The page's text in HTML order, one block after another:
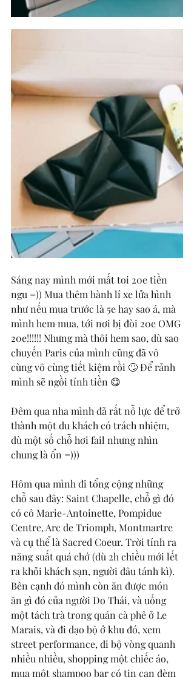
Sáng nay mình mới mất toi 20e tiền
ngu =)) Mua thêm hành lí xe lửa hình
như nếu mua trước là 5e hay sao á, mà
mình hem mua, tới nơi bị đòi 20e OMG
20e!!!!!! Nhưng mà thôi hem sao, dù sao
chuyến Paris của mình cũng đã vô
cùng vô cùng tiết kiệm rồi 🙄 Để rảnh
mình sẽ ngồi tính tiền 😋
Đêm qua nha mình đã rất nỗ lực để trở
thành một du khách có trách nhiệm,
dù một số chỗ hơi fail nhưng nhìn
chung là ổn =)))
Hôm qua mình đi tổng cộng những
chỗ sau đây: Saint Chapelle, chỗ gì đó
có cô Marie-Antoinette, Pompidue
Centre, Arc de Triomph, Montmartre
và cụ thể là Sacred Coeur. Trời tính ra
năng suất quá chớ (dù 2h chiều mới lết
ra khỏi khách sạn, người đâu tánh kì).
Bên cạnh đó mình còn ăn được món
ăn gì đó của người Do Thái, và uống
một tách trà trong quán cà phê ở Le
Marais, và đi dạo bộ ở khu đó, xem
street performance, đi bộ vòng quanh
nhiều nhiều, shopping một chiếc áo,
mua một shampoo bar có tin can đèm